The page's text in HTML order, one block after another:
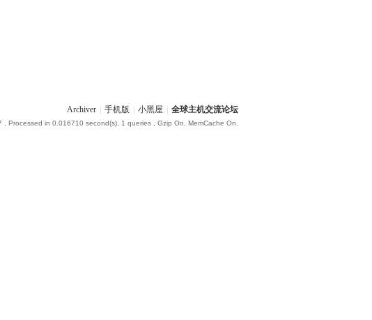
Archiver 手机版 小黑屋 全球主机交流论坛
, Processed in 0.016710 second(s), 1 queries , Gzip On, MemCache On.